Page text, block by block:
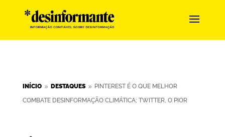
INÍCIO 9 DESTAQUES 9
PINTEREST É O QUE MELHOR
COMBATE DESINFORMAÇÃO CLIMÁTICA; TWITTER, O PIOR